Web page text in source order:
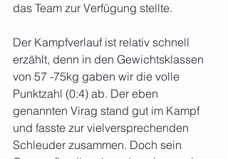
das Team zur Verfügung stellte.
Der Kampfverlauf ist relativ schnell
erzählt, denn in den Gewichtsklassen
von 57 -75kg gaben wir die volle
Punktzahl (0:4) ab. Der eben
genannten Virag stand gut im Kampf
und fasste zur vielversprechenden
Schleuder zusammen. Doch sein